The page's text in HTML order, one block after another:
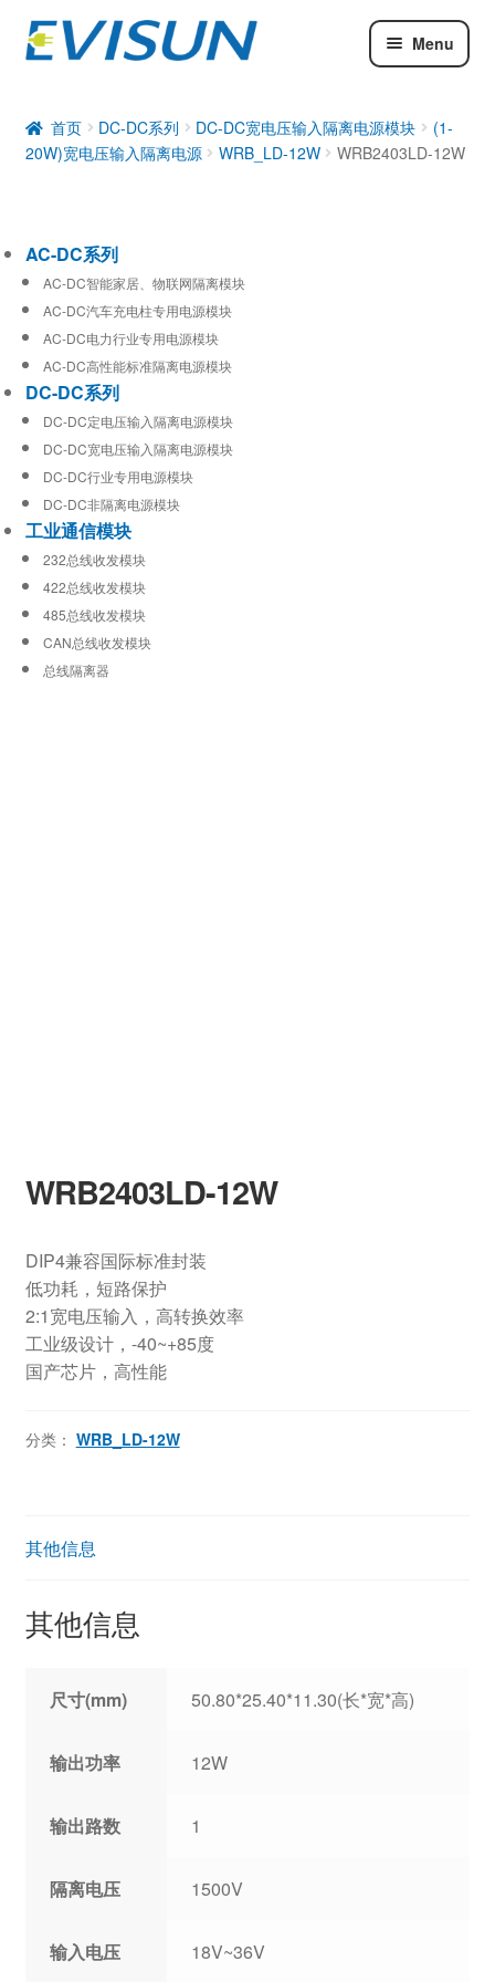
Menu
DC-DC系列
工业通信模块
首页 DC-DC系列 DC-DC宽电压输入隔离电源模块
(1-
20W)宽电压输入隔离电源
WRB_LD-12W WRB2403LD-12W
WRB2403LD-12W
DIP4兼容国际标准封装
低功耗，短路保护
2:1宽电压输入，高转换效率
工业级设计，-40~+85度
国产芯片，高性能
分类： WRB_LD-12W
其他信息
其他信息
尺寸(mm) 50.80*25.40*11.30(长*宽*高)
输出功率 12W
输出路数 1
隔离电压 1500V
输入电压 18V~36V
AC-DC系列
AC-DC智能家居、物联网隔离模块
AC-DC汽车充电柱专用电源模块
AC-DC电力行业专用电源模块
AC-DC高性能标准隔离电源模块
DC-DC系列
DC-DC定电压输入隔离电源模块
DC-DC宽电压输入隔离电源模块
DC-DC行业专用电源模块
DC-DC非隔离电源模块
工业通信模块
232总线收发模块
422总线收发模块
485总线收发模块
CAN总线收发模块
总线隔离器